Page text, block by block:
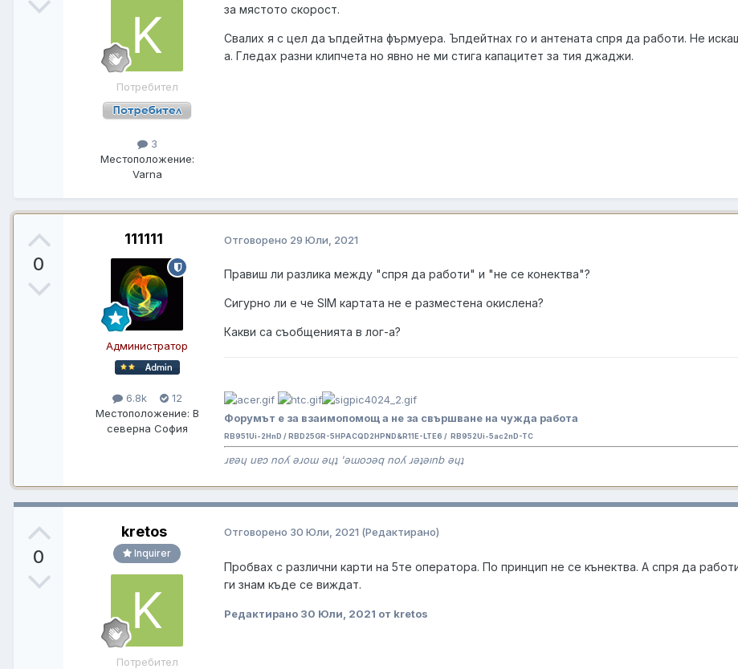
Потребител
3
Местоположение:
Varna
за мястото скорост.
Свалих я с цел да ъпдейтна фърмуера. Ъпдейтнах го и антената спря да работи. Не
а. Гледах разни клипчета но явно не ми стига капацитет за тия джаджи.
0
111111
Администратор
6.8k
12
Местоположение: В
северна София
Отговорено 29 Юли, 2021
Правиш ли разлика между "спря да работи" и "не се конектва"?
Сигурно ли е че SIM картата не е разместена окислена?
Какви са съобщенията в лог-а?
Форумът е за взаимопомощ а не за свършване на чужда работа
RB951Ui-2HnD / RBD25GR-5HPACQD2HPND&R11E-LTE6 / RB952Ui-5ac2nD-TC
ɹɐǝɥ uɐɔ noʎ ǝɹoɯ ǝɥʇ 'ǝɯoɔǝq noʎ ɹǝʇǝınb ǝɥʇ
0
kretos
Inquirer
Потребител
Отговорено 30 Юли, 2021 (Редактирано)
Пробвах с различни карти на 5те оператора. По принцип не се кънектва. А спря да
ги знам къде се виждат.
Редактирано 30 Юли, 2021 от kretos